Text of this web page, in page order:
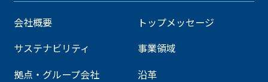
会社概要
トップメッセージ
サステナビリティ
事業領域
拠点・グループ会社
沿革